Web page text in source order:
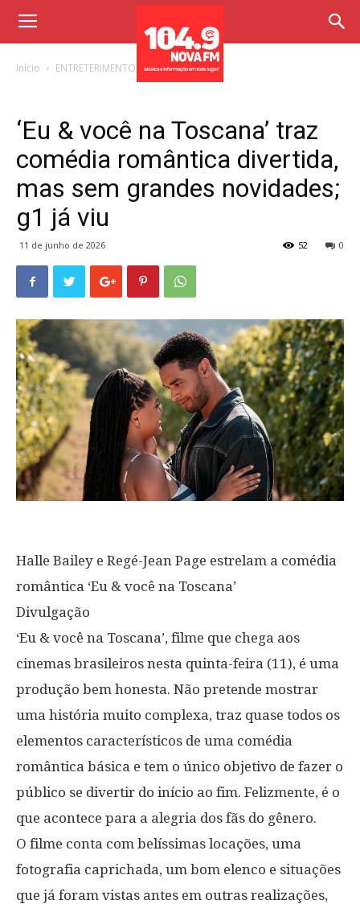
Início ENTRETERIMENTO
‘Eu & você na Toscana’ traz
comédia romântica divertida,
mas sem grandes novidades;
g1 já viu
11 de junho de 2026 0
52
Halle Bailey e Regé-Jean Page estrelam a comédia
romântica ‘Eu & você na Toscana’
Divulgação
‘Eu & você na Toscana’, filme que chega aos
cinemas brasileiros nesta quinta-feira (11), é uma
produção bem honesta. Não pretende mostrar
uma história muito complexa, traz quase todos os
elementos característicos de uma comédia
romântica básica e tem o único objetivo de fazer o
público se divertir do início ao fim. Felizmente, é o
que acontece para a alegria dos fãs do gênero.
O filme conta com belíssimas locações, uma
fotografia caprichada, um bom elenco e situações
que já foram vistas antes em outras realizações,